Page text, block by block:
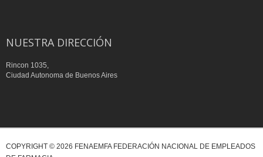
NUESTRA DIRECCIÓN
Rincon 1035,
Ciudad Autonoma de Buenos Aires
COPYRIGHT © 2026 FENAEMFA FEDERACIÓN NACIONAL DE EMPLEADOS